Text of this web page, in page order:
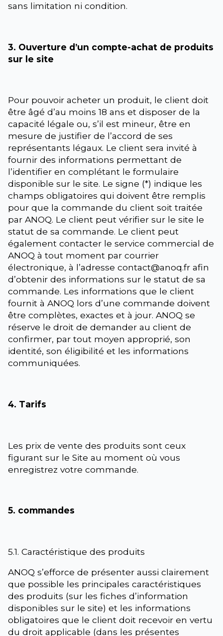
sans limitation ni condition.
3. Ouverture d’un compte-achat de produits
sur le site
Pour pouvoir acheter un produit, le client doit
être âgé d’au moins 18 ans et disposer de la
capacité légale ou, s’il est mineur, être en
mesure de justifier de l’accord de ses
représentants légaux. Le client sera invité à
fournir des informations permettant de
l’identifier en complétant le formulaire
disponible sur le site. Le signe (*) indique les
champs obligatoires qui doivent être remplis
pour que la commande du client soit traitée
par ANOQ. Le client peut vérifier sur le site le
statut de sa commande. Le client peut
également contacter le service commercial de
ANOQ à tout moment par courrier
électronique, à l’adresse contact@anoq.fr afin
d’obtenir des informations sur le statut de sa
commande. Les informations que le client
fournit à ANOQ lors d’une commande doivent
être complètes, exactes et à jour. ANOQ se
réserve le droit de demander au client de
confirmer, par tout moyen approprié, son
identité, son éligibilité et les informations
communiquées.
4. Tarifs
Les prix de vente des produits sont ceux
figurant sur le Site au moment où vous
enregistrez votre commande.
5. commandes
5.1. Caractéristique des produits
ANOQ s’efforce de présenter aussi clairement
que possible les principales caractéristiques
des produits (sur les fiches d’information
disponibles sur le site) et les informations
obligatoires que le client doit recevoir en vertu
du droit applicable (dans les présentes